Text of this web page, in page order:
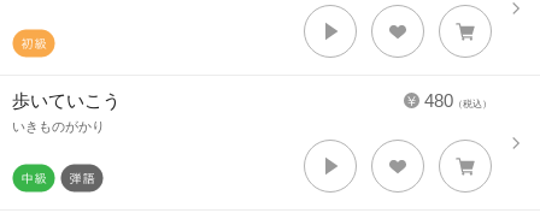
480 （税込）
歩いていこう
いきものがかり